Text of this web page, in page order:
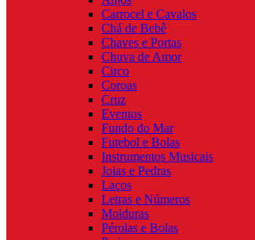
Carrocel e Cavalos
Chá de Bebê
Chaves e Portas
Chuva de Amor
Circo
Coroas
Cruz
Eventos
Fundo do Mar
Futebol e Bolas
Instrumentos Musicais
Joias e Pedras
Laços
Letras e Números
Molduras
Pérolas e Bolas